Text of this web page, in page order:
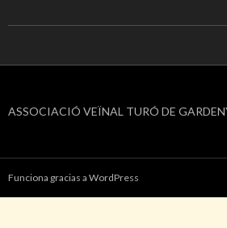
ASSOCIACIÓ VEÏNAL TURÓ DE
Funciona gracias a WordPress